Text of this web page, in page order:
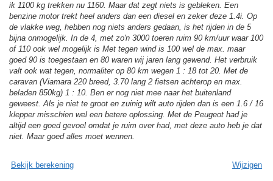
ik 1100 kg trekken nu 1160. Maar dat zegt niets is gebleken. Een
benzine motor trekt heel anders dan een diesel en zeker deze 1.4i. Op
de vlakke weg, hebben nog niets anders gedaan, is het rijden in de 5
bijna onmogelijk. In de 4, met zo'n 3000 toeren ruim 90 km/uur waar 100
of 110 ook wel mogelijk is Met tegen wind is 100 wel de max. maar
goed 90 is toegestaan en 80 waren wij jaren lang gewend. Het verbruik
valt ook wat tegen, normaliter op 80 km wegen 1 : 18 tot 20. Met de
caravan (Viamara 220 breed, 3.70 lang 2 fietsen achterop en max.
beladen 850kg) 1 : 10. Ben er nog niet mee naar het buitenland
geweest. Als je niet te groot en zuinig wilt auto rijden dan is een 1.6 / 16
klepper misschien wel een betere oplossing. Met de Peugeot had je
altijd een goed gevoel omdat je ruim over had, met deze auto heb je dat
niet. Maar goed alles moet wennen.
Bekijk berekening Wijzigen